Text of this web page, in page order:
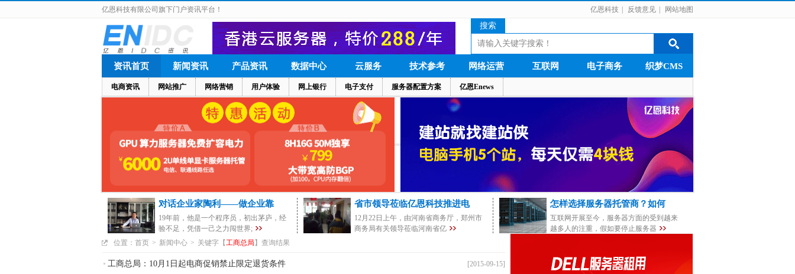
亿恩科技 反馈意见 网站地图
亿恩科技有限公司旗下门户资讯平台！
搜索
资讯首页
电商资讯 网站推广 网络营销 用户体验 网上银行 电子支付 服务器配置方案 亿恩Enews
新闻资讯 产品资讯 数据中心 云服务 技术参考 网络运营 互联网 电子商务 织梦CMS
对话企业家陶利——做企业靠
19年前，他是一个程序员，初出茅庐，经
验不足，凭借一己之力闯世界;
省市领导莅临亿恩科技推进电
12月22日上午，由河南省商务厅，郑州市
商务局有关领导莅临河南省亿
怎样选择服务器托管商？如何
互联网开展至今，服务器方面的受到越来
越多人的注重，假如要停止服务器
位置： 首页 > 新闻中心 > 关键字【工商总局 】查询结果
[2015-09-15]
工商总局：10月1日起电商促销禁止限定退货条件